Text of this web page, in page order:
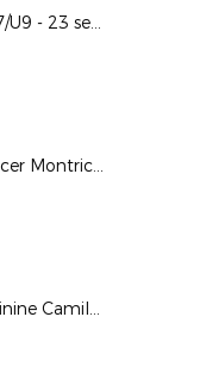
Rentrée du Foot U7/U9 - 23 septembre 2017
Tournoi Beach Soccer Montrichard - 2 septembre 2017
Stage Section Féminine Camille Claudel - 29 au 31 août 2017